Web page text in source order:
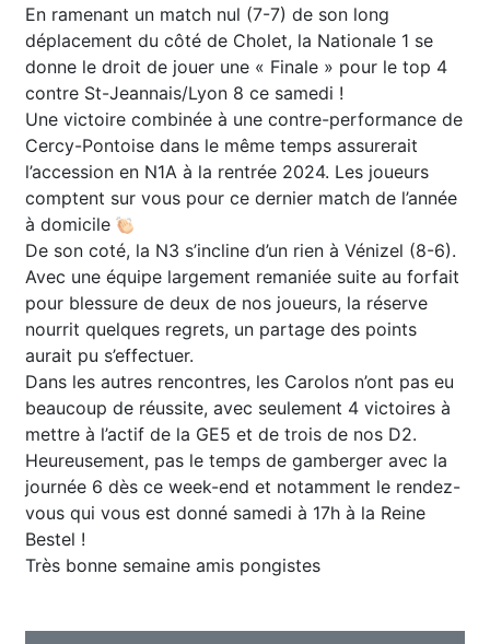
En ramenant un match nul (7-7) de son long
déplacement du côté de Cholet, la Nationale 1 se
donne le droit de jouer une « Finale » pour le top 4
contre St-Jeannais/Lyon 8 ce samedi !
Une victoire combinée à une contre-performance de
Cercy-Pontoise dans le même temps assurerait
l’accession en N1A à la rentrée 2024. Les joueurs
comptent sur vous pour ce dernier match de l’année
à domicile
De son coté, la N3 s’incline d’un rien à Vénizel (8-6).
Avec une équipe largement remaniée suite au forfait
pour blessure de deux de nos joueurs, la réserve
nourrit quelques regrets, un partage des points
aurait pu s’effectuer.
Dans les autres rencontres, les Carolos n’ont pas eu
beaucoup de réussite, avec seulement 4 victoires à
mettre à l’actif de la GE5 et de trois de nos D2.
Heureusement, pas le temps de gamberger avec la
journée 6 dès ce week-end et notamment le rendez-
vous qui vous est donné samedi à 17h à la Reine
Bestel !
Très bonne semaine amis pongistes